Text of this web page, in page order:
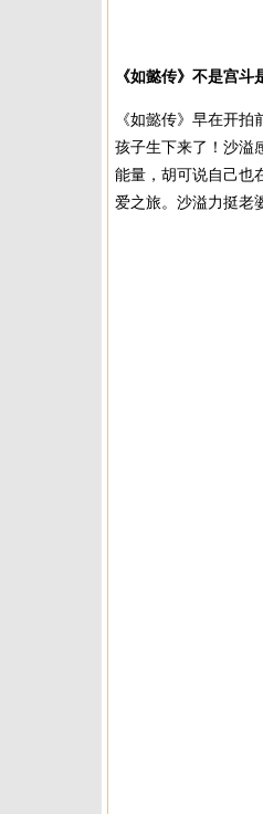
《如懿传》不是宫
《如懿传》早在开
孩子生下来了！沙溢
能量，胡可说自己也
爱之旅。沙溢力挺老